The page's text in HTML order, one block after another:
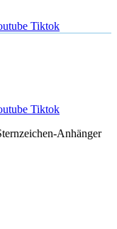
Tiktok
Tiktok
Anhänger